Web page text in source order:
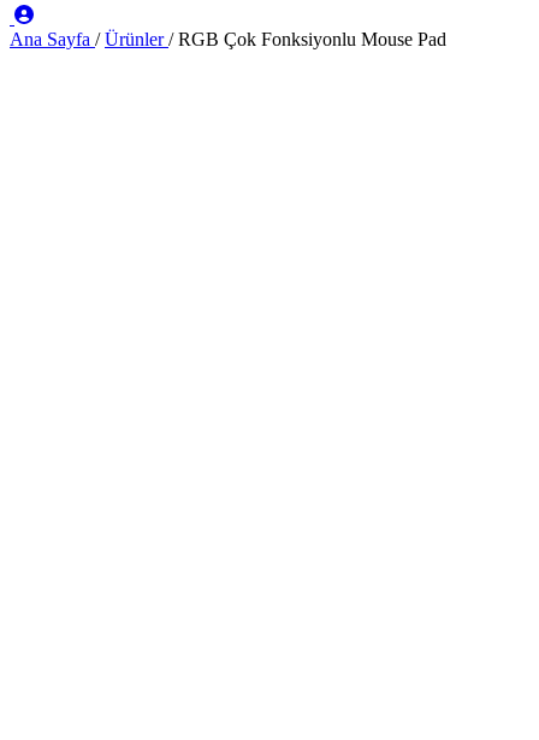
Ana Sayfa / Ürünler/ RGB Çok Fonksiyonlu Mouse Pad